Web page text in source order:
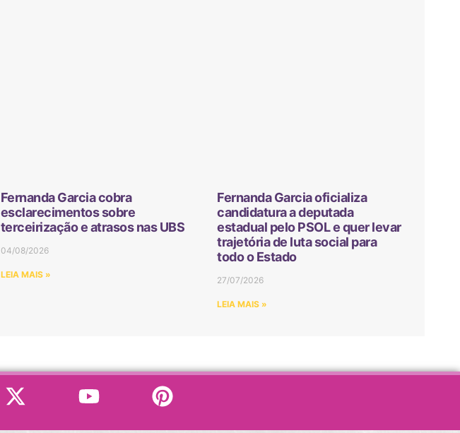
Fernanda Garcia cobra
esclarecimentos sobre
terceirização e atrasos nas UBS
04/08/2026
LEIA MAIS »
Fernanda Garcia oficializa
candidatura a deputada
estadual pelo PSOL e quer levar
trajetória de luta social para
todo o Estado
27/07/2026
LEIA MAIS »